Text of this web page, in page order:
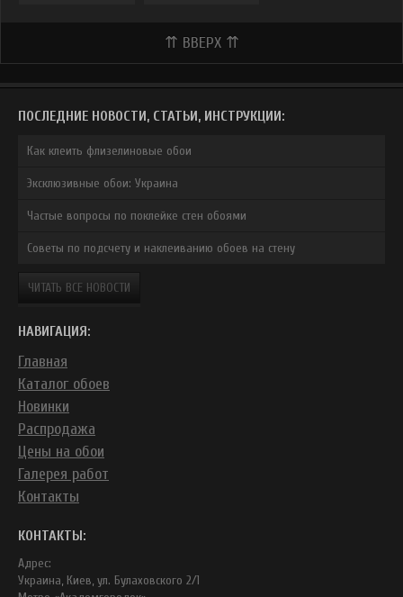
⇈ ВВЕРХ ⇈
ПОСЛЕДНИЕ НОВОСТИ, СТАТЬИ, ИНСТРУКЦИИ:
Как клеить флизелиновые обои
Эксклюзивные обои: Украина
Частые вопросы по поклейке стен обоями
Советы по подсчету и наклеиванию обоев на стену
ЧИТАТЬ ВСЕ НОВОСТИ
НАВИГАЦИЯ:
Главная
Каталог обоев
Новинки
Распродажа
Цены на обои
Галерея работ
Контакты
КОНТАКТЫ:
Адрес:
Украина, Киев, ул. Булаховского 2/1